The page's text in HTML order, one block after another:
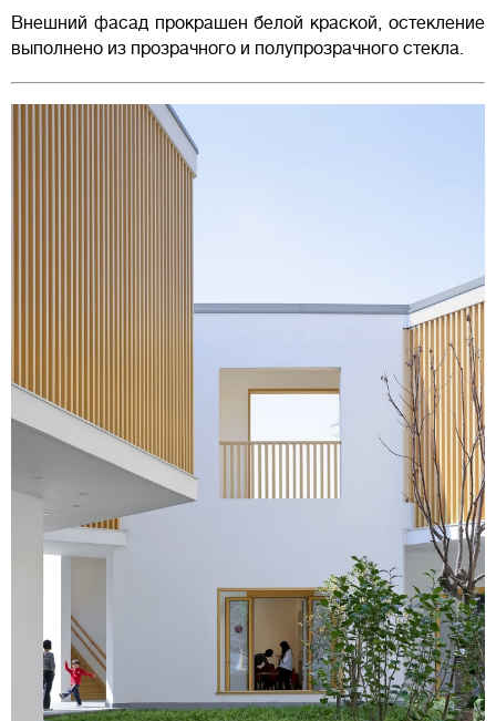
Внешний фасад прокрашен белой краской, остекление
выполнено из прозрачного и полупрозрачного стекла.